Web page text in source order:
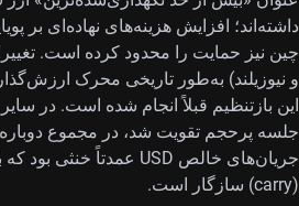
چین نیز حمایت را محدود کرده است.
جلسه پرحجم تقویت شد، در مجموع
(carry) سازگار است.